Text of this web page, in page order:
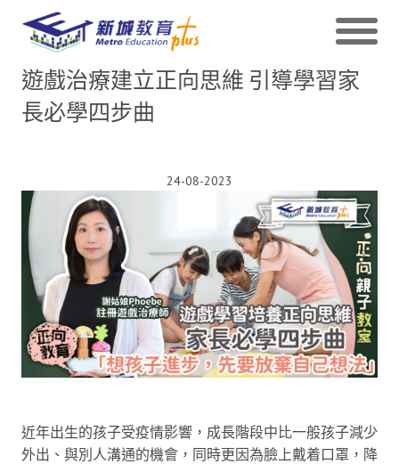
遊戲治療建立正向思維 引導學習家
長必學四步曲
24-08-2023
近年出生的孩子受疫情影響，成長階段中比一般孩子減少
外出、與別人溝通的機會，同時更因為臉上戴着口罩，降